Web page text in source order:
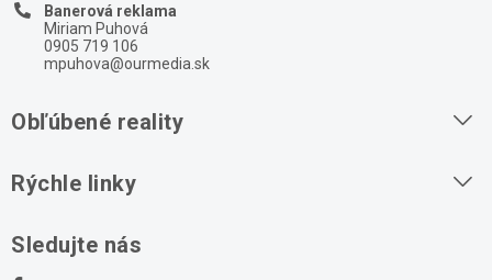
Banerová reklama
Miriam Puhová
0905 719 106
mpuhova@ourmedia.sk
Obľúbené reality
Domy na predaj
Rýchle linky
Sledujte nás